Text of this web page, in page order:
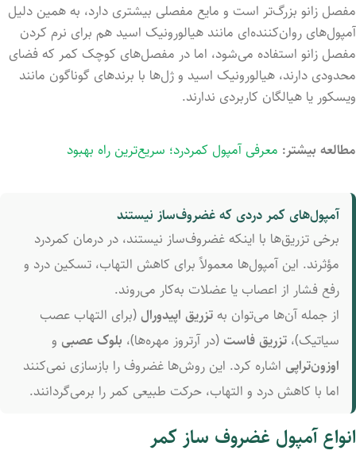
مفصل زانو بزرگ‌تر است و مایع مفصلی بیشتری دارد، به همین دلیل
آمپول‌های روان‌کننده‌ای مانند هیالورونیک اسید هم برای نرم‌ کردن
مفصل زانو استفاده می‌شود، اما در مفصل‌های کوچک کمر که فضای
محدودی دارند، هیالورونیک اسید و ژل‌ها با برندهای گوناگون مانند
ویسکور یا هیالگان کاربردی ندارند.
مطالعه بیشتر: معرفی آمپول کمردرد؛ سریع‌ترین راه بهبود
آمپول‌های کمر دردی که غضروف‌ساز نیستند
برخی تزریق‌ها با اینکه غضروف‌ساز نیستند، در درمان کمردرد
مؤثرند. این آمپول‌ها معمولاً برای کاهش التهاب، تسکین درد و
رفع فشار از اعصاب یا عضلات به‌کار می‌روند.
از جمله آن‌ها می‌توان بهتزریق اپیدورال(برای التهاب عصب
سیاتیک)، تزریق فاست (در آرتروز مهره‌ها)، بلوک عصبی و
اوزون‌تراپی اشاره کرد. این روش‌ها غضروف را بازسازی نمی‌کنند
اما با کاهش درد و التهاب، حرکت طبیعی کمر را برمی‌گردانند.
انواع آمپول غضروف ساز کمر